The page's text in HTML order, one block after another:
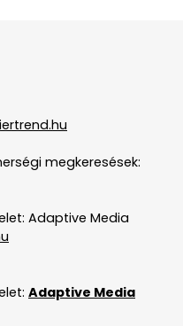
megkeresések:
Adaptive Media
Adaptive Media